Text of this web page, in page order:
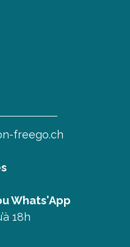
freego.ch
Whats'App
18h